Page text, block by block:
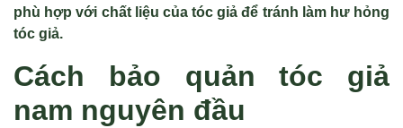
phù hợp với chất liệu của tóc giả để tránh làm hư hỏng
tóc giả.
Cách bảo quản tóc giả
nam nguyên đầu